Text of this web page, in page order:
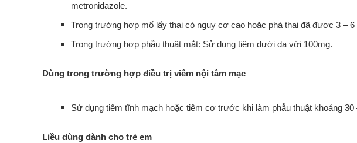
metronidazole.
Trong trường hợp mổ lấy thai có nguy cơ cao hoặc phá thai đã được 3 –
Trong trường hợp phẫu thuật mắt: Sử dụng tiêm dưới da với 100mg.
Dùng trong trường hợp điều trị viêm nội tâm mạc
Sử dụng tiêm tĩnh mạch hoặc tiêm cơ trước khi làm phẫu thuật khoảng 30
Liều dùng dành cho trẻ em